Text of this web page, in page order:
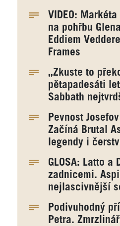
VIDEO:
na pohřbu
Eddiem
Frames
„Zkuste to
pětapadesáti
Sabbath
Pevnost
Začíná Brutal
legendy i
GLOSA: Latto a
zadnicemi.
nejlascivnější
Podivuhodný
Petra.